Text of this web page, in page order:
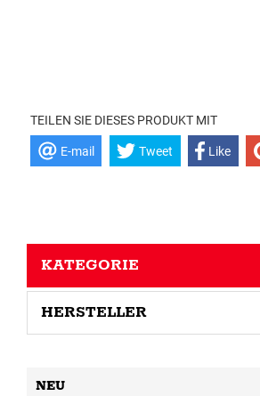
TEILEN SIE DIESES PRODUKT MIT
E-mail Tweet Like
KATEGORIE
HERSTELLER
NEU